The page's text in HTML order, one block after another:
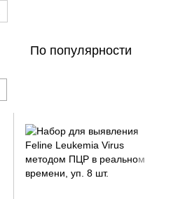
По популярности